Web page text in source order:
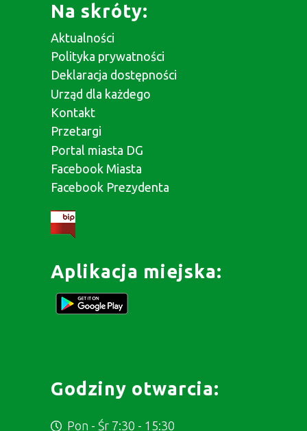
Na skróty:
Aktualności
Polityka prywatności
Deklaracja dostępności
Urząd dla każdego
Kontakt
Przetargi
Portal miasta DG
Facebook Miasta
Facebook Prezydenta
Aplikacja miejska:
Godziny otwarcia:
Pon - Śr 7:30 - 15:30